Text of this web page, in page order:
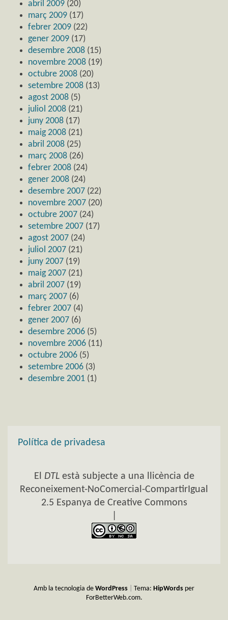
abril 2009 (20)
març 2009 (17)
febrer 2009 (22)
gener 2009 (17)
desembre 2008 (15)
novembre 2008 (19)
octubre 2008 (20)
setembre 2008 (13)
agost 2008 (5)
juliol 2008 (21)
juny 2008 (17)
maig 2008 (21)
abril 2008 (25)
març 2008 (26)
febrer 2008 (24)
gener 2008 (24)
desembre 2007 (22)
novembre 2007 (20)
octubre 2007 (24)
setembre 2007 (17)
agost 2007 (24)
juliol 2007 (21)
juny 2007 (19)
maig 2007 (21)
abril 2007 (19)
març 2007 (6)
febrer 2007 (4)
gener 2007 (6)
desembre 2006 (5)
novembre 2006 (11)
octubre 2006 (5)
setembre 2006 (3)
desembre 2001 (1)
Política de privadesa
El DTLestà subjecte a una llicència de
Reconeixement-NoComercial-CompartirIgual
2.5 Espanya de Creative Commons
Amb la tecnologia de WordPress Tema: HipWords per
ForBetterWeb.com.